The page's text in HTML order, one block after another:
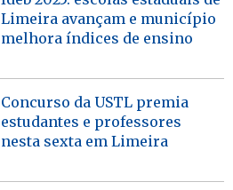
Limeira avançam e município
melhora índices de ensino
Concurso da USTL premia
estudantes e professores
nesta sexta em Limeira